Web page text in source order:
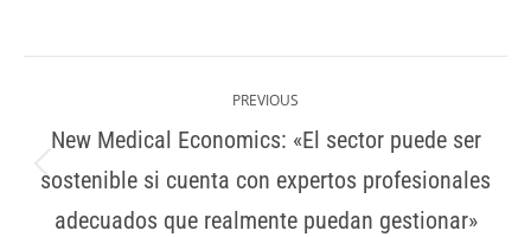
Post
PREVIOUS
Previous
post:
New Medical Economics: «El sector puede ser
sostenible si cuenta con expertos profesionales
adecuados que realmente puedan gestionar»